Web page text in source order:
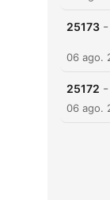
25173 -
06 ago.
25172 -
06 ago.